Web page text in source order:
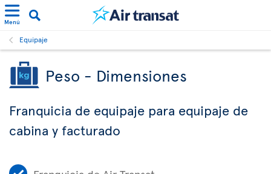
Menú
Equipaje
Peso - Dimensiones
Franquicia de equipaje para equipaje de
cabina y facturado